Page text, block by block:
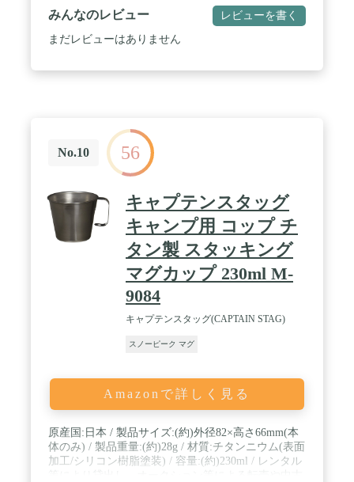
約9cm x 底部直径約9cm x 高さ約9cm（蓋）直径約
8.8cm（収納袋）直径約9cm x 高さ約12cm【メーカ
ー保証1年】初期不良の保証はもちろん、通常の使
れば新品と交換させていただきます。【パッケージ
機使用可
みんなのレビュー レビューを書く
まだレビューはありません
No.10 56
キャプテンスタッグ
キャンプ用 コップ チ
タン製 スタッキング
マグカップ 230ml M-
9084
キャプテンスタッグ(CAPTAIN STAG)
スノーピーク マグ
Amazonで詳しく見る
原産国:日本 / 製品サイズ:(約)外径82×高さ66mm(本
体のみ) / 製品重量:(約)28g / 材質:チタンニウム(表面
加工/シリコン樹脂塗装) / 容量:(約)230ml / レンタル